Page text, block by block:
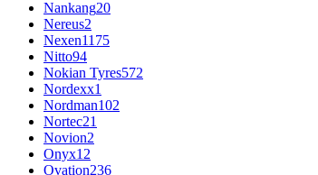
Nankang20
Nereus2
Nexen1175
Nitto94
Nokian Tyres572
Nordexx1
Nordman102
Nortec21
Novion2
Onyx12
Ovation236